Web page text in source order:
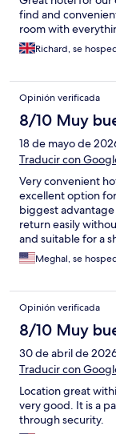
find and
room with
Richard, se
Opinión verificada
8/10 Muy
18 de mayo de
Traducir con
Very convenient
excellent option
biggest
return easily
and suitable for a
smooth and
Meghal, se
Opinión verificada
8/10 Muy
30 de abril de
Traducir con
Location great
very good. It is a
through security.